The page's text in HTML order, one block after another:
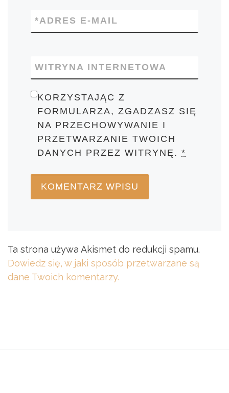
ADRES E-MAIL
*
WITRYNA INTERNETOWA
KORZYSTAJĄC Z
FORMULARZA, ZGADZASZ SIĘ
NA PRZECHOWYWANIE I
PRZETWARZANIE TWOICH
DANYCH PRZEZ WITRYNĘ.*
Ta strona używa Akismet do redukcji spamu.
Dowiedz się, w jaki sposób przetwarzane są
dane Twoich komentarzy.